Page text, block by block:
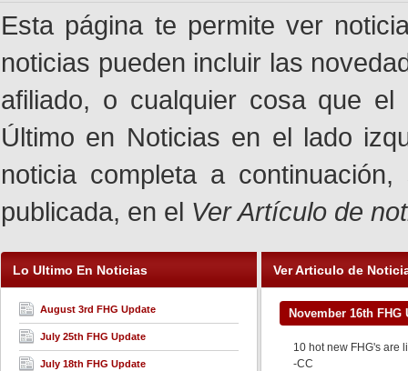
Esta página te permite ver
noticias pueden incluir las
afiliado, o cualquier cosa que
Último en Noticias en el lado
noticia completa a
publicada, en el Ver Artículo de
Lo Ultimo En Noticias
August 3rd FHG Update
July 25th FHG Update
July 18th FHG Update
Ver Articulo de
November 16th FHG
10 hot new FHG's are
-CC